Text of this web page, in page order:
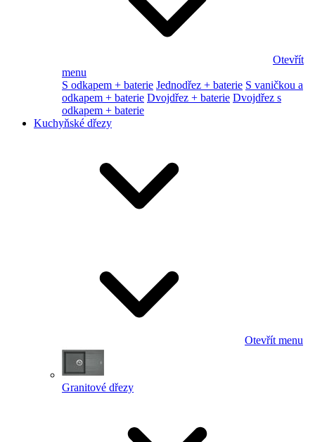
Otevřít
menu
S odkapem + baterie Jednodřez + baterie S vaničkou a
odkapem + baterie Dvojdřez + baterie Dvojdřez s
odkapem + baterie
Kuchyňské dřezy
Otevřít menu
Granitové dřezy